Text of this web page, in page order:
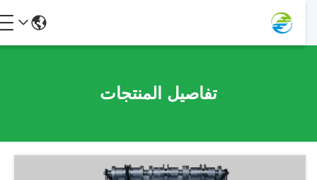
تفاصيل المنتجات